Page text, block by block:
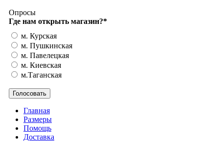
Опросы
Где нам открыть магазин?*
м. Курская
м. Пушкинская
м. Павелецкая
м. Киевская
м.Таганская
Главная
Размеры
Помощь
Доставка